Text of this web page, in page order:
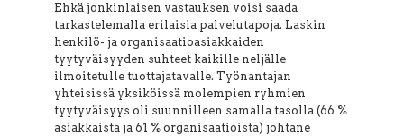
Ehkä jonkinlaisen vastauksen voisi saada
tarkastelemalla erilaisia palvelutapoja. Laskin
henkilö- ja organisaatioasiakkaiden
tyytyväisyyden suhteet kaikille neljälle
ilmoitetulle tuottajatavalle. Työnantajan
yhteisissä yksiköissä molempien ryhmien
tyytyväisyys oli suunnilleen samalla tasolla (66 %
asiakkaista ja 61 % organisaatioista) johtane